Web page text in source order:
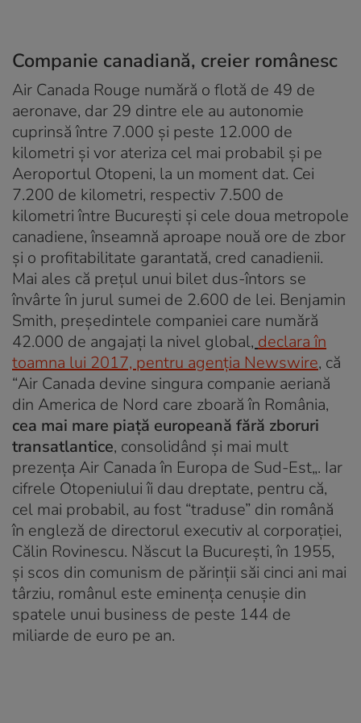
Companie canadiană, creier românesc
Air Canada Rouge numără o flotă de 49 de
aeronave, dar 29 dintre ele au autonomie
cuprinsă între 7.000 și peste 12.000 de
kilometri și vor ateriza cel mai probabil și pe
Aeroportul Otopeni, la un moment dat. Cei
7.200 de kilometri, respectiv 7.500 de
kilometri între București și cele doua metropole
canadiene, înseamnă aproape nouă ore de zbor
și o profitabilitate garantată, cred canadienii.
Mai ales că prețul unui bilet dus-întors se
învârte în jurul sumei de 2.600 de lei. Benjamin
Smith, președintele companiei care numără
42.000 de angajați la nivel global, declara în
toamna lui 2017, pentru agenția Newswire, că
“Air Canada devine singura companie aeriană
din America de Nord care zboară în România,
cea mai mare piață europeană fără zboruri
transatlantice, consolidând și mai mult
prezența Air Canada în Europa de Sud-Est„. Iar
cifrele Otopeniului îi dau dreptate, pentru că,
cel mai probabil, au fost “traduse” din română
în engleză de directorul executiv al corporației,
Călin Rovinescu. Născut la București, în 1955,
și scos din comunism de părinții săi cinci ani mai
târziu, românul este eminența cenușie din
spatele unui business de peste 144 de
miliarde de euro pe an.